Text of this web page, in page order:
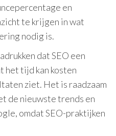
en
te krijgen in wat
nodig is.
dat SEO een
het tijd kan kosten
ziet. Het is raadzaam
de nieuwste trends en
omdat SEO-praktijken